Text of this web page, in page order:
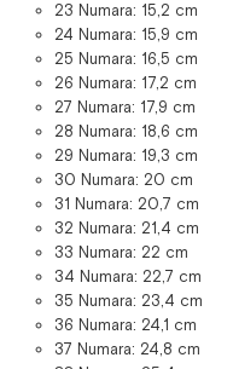
23 Numara: 15,2 cm
24 Numara: 15,9 cm
25 Numara: 16,5 cm
26 Numara: 17,2 cm
27 Numara: 17,9 cm
28 Numara: 18,6 cm
29 Numara: 19,3 cm
30 Numara: 20 cm
31 Numara: 20,7 cm
32 Numara: 21,4 cm
33 Numara: 22 cm
34 Numara: 22,7 cm
35 Numara: 23,4 cm
36 Numara: 24,1 cm
37 Numara: 24,8 cm